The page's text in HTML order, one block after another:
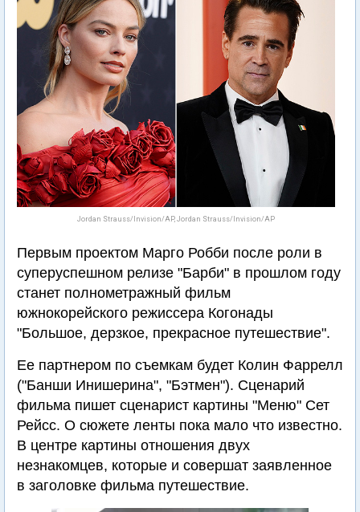
Jordan Strauss/Invision/AP, Jordan Strauss/Invision/AP
Первым проектом Марго Робби после роли в
суперуспешном релизе "Барби" в прошлом году
станет полнометражный фильм
южнокорейского режиссера Когонады
"Большое, дерзкое, прекрасное путешествие".
Ее партнером по съемкам будет Колин Фаррелл
("Банши Инишерина", "Бэтмен"). Сценарий
фильма пишет сценарист картины "Меню" Сет
Рейсс. О сюжете ленты пока мало что известно.
В центре картины отношения двух
незнакомцев, которые и совершат заявленное
в заголовке фильма путешествие.